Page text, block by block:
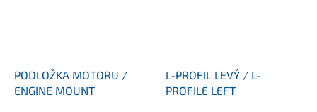
PODLOŽKA MOTORU /
ENGINE MOUNT
L-PROFIL LEVÝ / L-
PROFILE LEFT